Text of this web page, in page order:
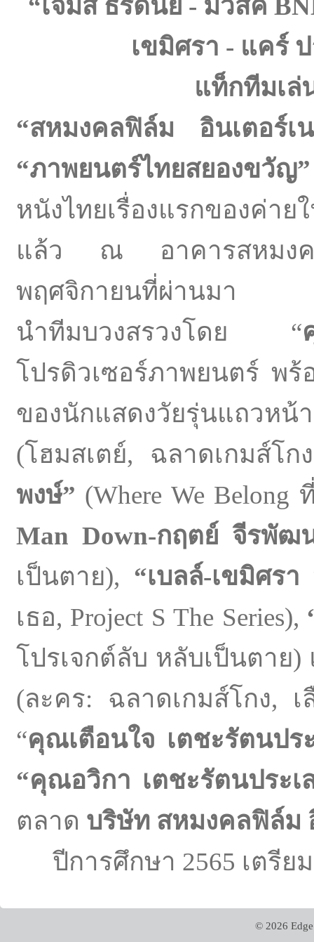
“เจมส์ ธีรดนย์ - มิวสิค
เขมิศรา - แคร์
แท็กทีมเล่
“สหมงคลฟิล์ม อินเตอร์
“ภาพยนตร์ไทยสยองขวั
หนังไทยเรื่องแรกของค่า
แล้ว ณ อาคารสหมงค
พฤศจิกายนที่ผ่านมา
นำทีมบวงสรวงโดย “
โปรดิวเซอร์ภาพยนตร์ พ
ของนักแสดงวัยรุ่นแถวหน้า
(โฮมสเตย์, ฉลาดเกมส์โก
พงษ์” (Where We
Man Down-กฤตย์ จีรพั
เป็นตาย), “เบลล์-เขมิศร
เธอ, Project S The Series),
โปรเจกต์ลับ หลับเป็นตาย
(ละคร: ฉลาดเกมส์โกง,
“คุณเตือนใจ เตชะรัตนปร
“คุณอวิกา เตชะรัตนประเ
ตลาด บริษัท สหมงคลฟิล์ม
ปีการศึกษา 2565 เตรีย
© 2026